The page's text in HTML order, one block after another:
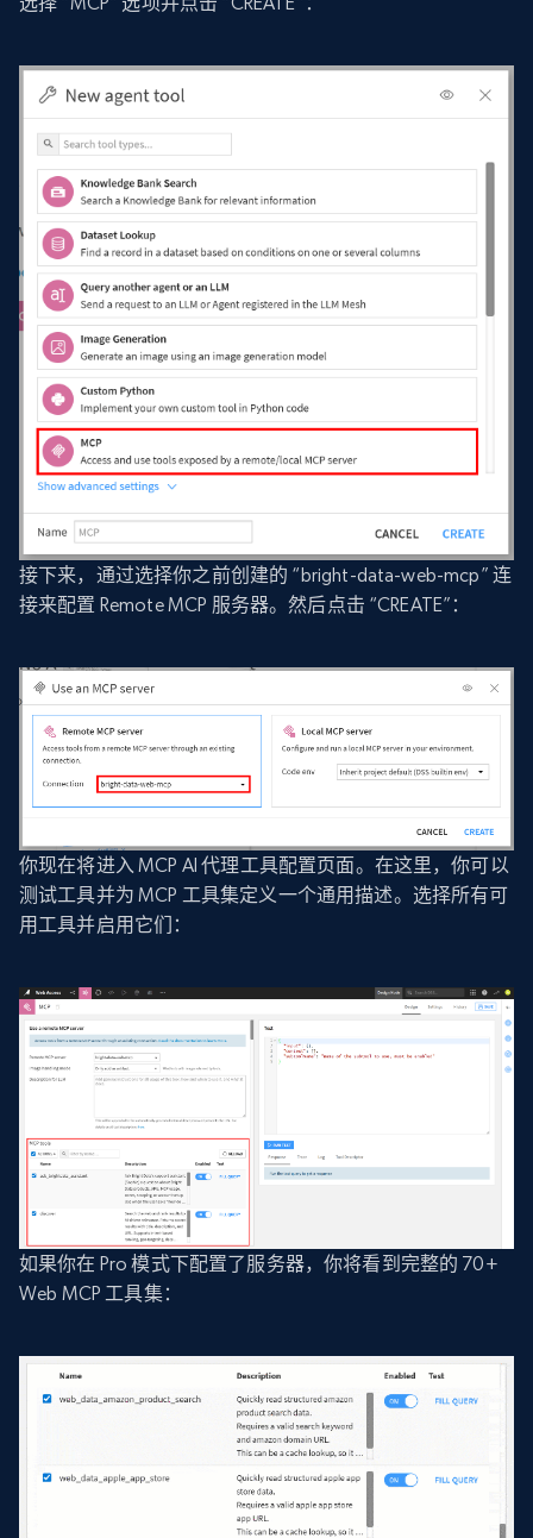
接下来，通过选择你之前创建的 “bright-data-web-mcp” 连
接来配置 Remote MCP 服务器。然后点击 “CREATE”：
你现在将进入 MCP AI 代理工具配置页面。在这里，你可以
测试工具并为 MCP 工具集定义一个通用描述。选择所有可
用工具并启用它们：
如果你在 Pro 模式下配置了服务器，你将看到完整的 70+
Web MCP 工具集：